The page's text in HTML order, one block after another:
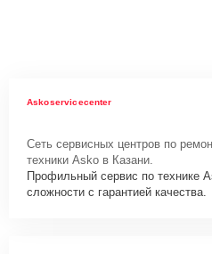
Askoservicecenter
Сеть сервисных центров по
техники Asko в Казани.
Профильный сервис по технике
сложности с гарантией качества.